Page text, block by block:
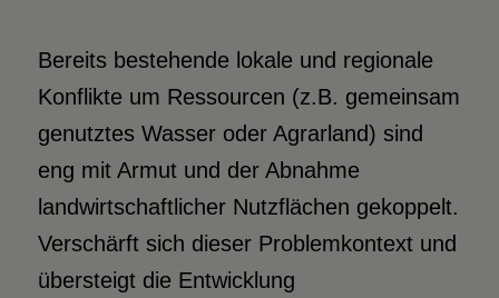
Bereits bestehende lokale und regionale
Konflikte um Ressourcen (z.B. gemeinsam
genutztes Wasser oder Agrarland) sind
eng mit Armut und der Abnahme
landwirtschaftlicher Nutzflächen gekoppelt.
Verschärft sich dieser Problemkontext und
übersteigt die Entwicklung